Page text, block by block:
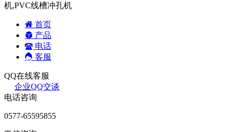
机,PVC线槽冲孔机
首页
产品
电话
客服
QQ在线客服
企业QQ交谈
电话咨询
0577-65595855